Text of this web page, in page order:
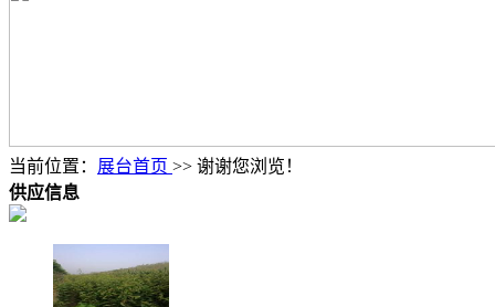
当前位置： 展台首页 >> 谢谢您浏览！
供应信息